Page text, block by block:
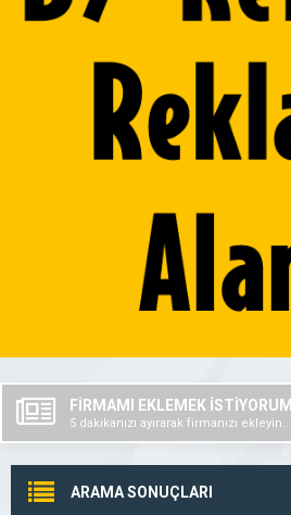
FİRMAMI EKLEMEK İSTİYORUM
5 dakikanızı ayırarak firmanızı ekleyin..
ARAMA SONUÇLARI